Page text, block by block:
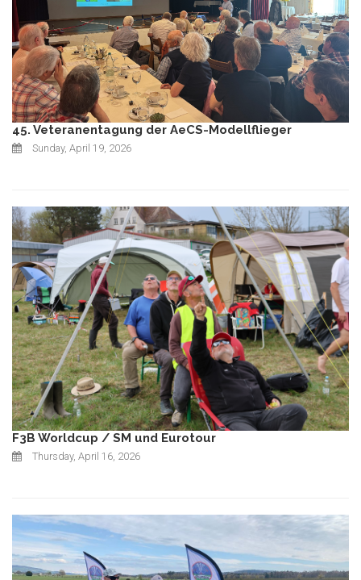
45. Veteranentagung der AeCS-Modellflieger
Sunday, April 19, 2026
F3B Worldcup / SM und Eurotour
Thursday, April 16, 2026